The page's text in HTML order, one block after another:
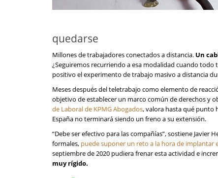
quedarse
Millones de trabajadores conectados a distancia. Un
¿Seguiremos recurriendo a esa modalidad cuando
positivo el experimento de trabajo masivo a distancia
Meses después del teletrabajo como elemento de
objetivo de establecer un marco común de derechos y
de Laboral de KPMG Abogados, valora hasta qué punto
España no terminará siendo un freno a su extensión.
“Debe ser efectivo para las compañías”, sostiene
formales, puede suponer un reto a la hora de implantar
septiembre de 2020 pudiera frenar esta actividad e
muy rígido.